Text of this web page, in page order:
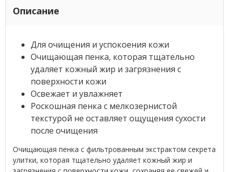
Описание
Для очищения и успокоения кожи
Очищающая пенка, которая тщательно
удаляет кожный жир и загрязнения с
поверхности кожи
Освежает и увлажняет
Роскошная пенка с мелкозернистой
текстурой не оставляет ощущения сухости
после очищения
Очищающая пенка с фильтрованным экстрактом секрета
улитки, которая тщательно удаляет кожный жир и